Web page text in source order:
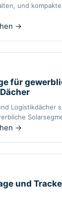
und
→
für
Logistikdächer
→
und